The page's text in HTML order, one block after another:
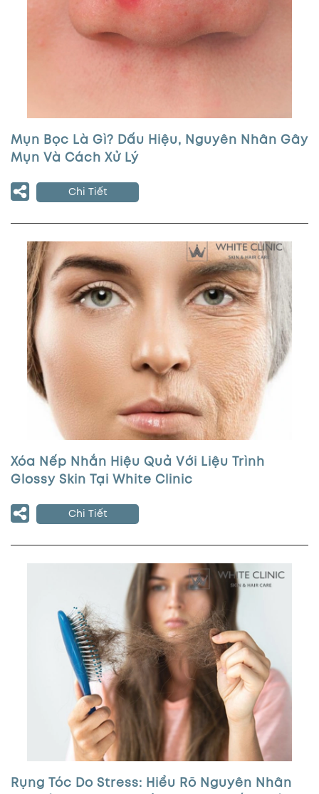
Mụn Bọc Là Gì? Dấu Hiệu, Nguyên Nhân Gây
Mụn Và Cách Xử Lý
Chi Tiết
Xóa Nếp Nhắn Hiệu Quả Với Liệu Trình
Glossy Skin Tại White Clinic
Chi Tiết
Rụng Tóc Do Stress: Hiểu Rõ Nguyên Nhân